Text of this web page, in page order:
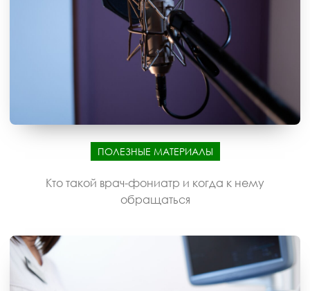
ПОЛЕЗНЫЕ МАТЕРИАЛЫ
Кто такой врач-фониатр и когда к нему
обращаться